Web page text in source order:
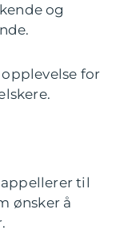
og
for
til
ønsker å